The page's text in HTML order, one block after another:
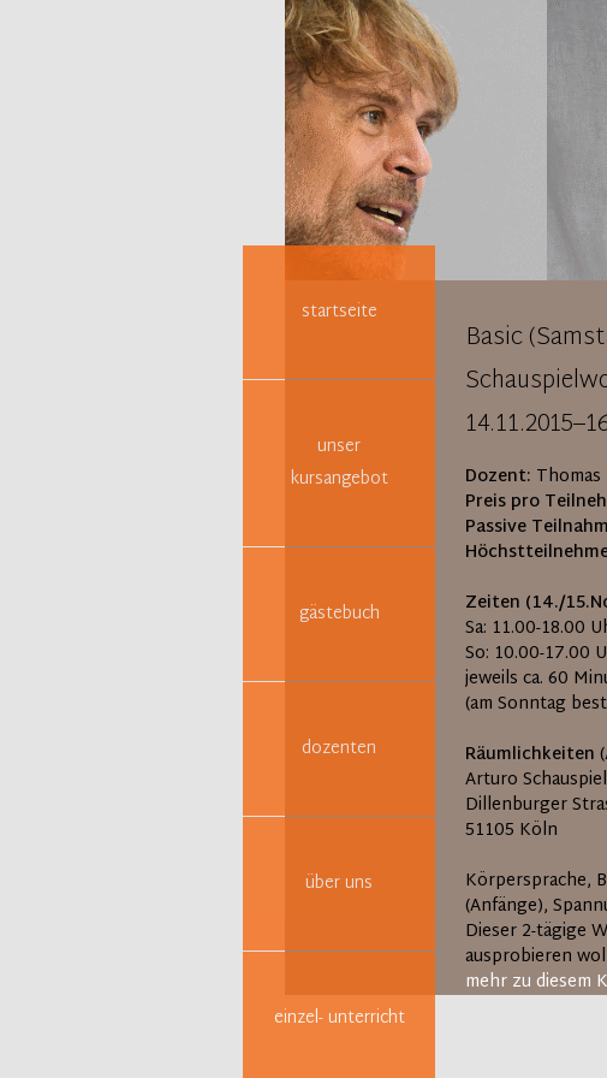
startseite
unser
kursangebot
gästebuch
dozenten
über uns
einzel- unterricht
Basic
Dozent:
Preis pro
Passive
Zeiten (14./
Sa: 11.00-18.00
So: 10.00-17.00
jeweils ca. 60
(am Sonntag
Räumlichkeiten
Arturo
Dillenburger
51105 Köln
Körpersprache,
(Anfänge),
Dieser 2-tägige
ausprobieren
mehr zu diesem